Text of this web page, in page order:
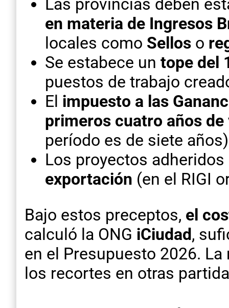
en materia de Ingresos
locales como Sellos o
Se estabece un tope del
puestos de trabajo
El impuesto a las
primeros cuatro años
período es de siete años)
Los proyectos
exportación (en el RIGI
Bajo estos preceptos, el
calculó la ONG iCiudad,
en el Presupuesto 2026.
los recortes en otras